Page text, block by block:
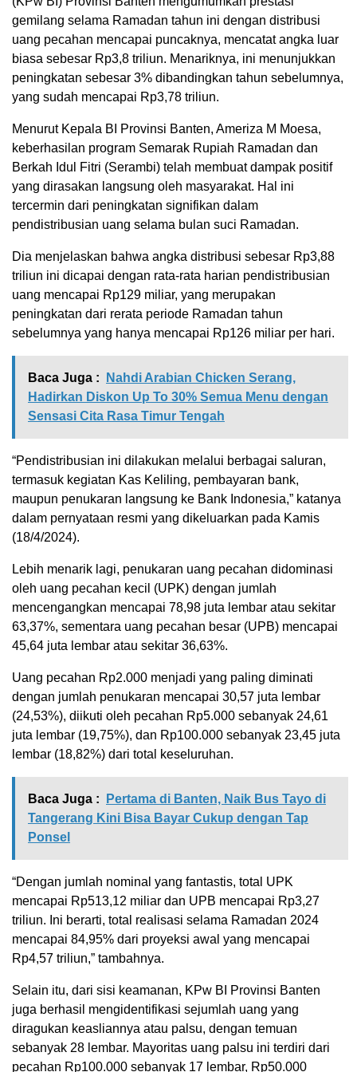
gemilang selama Ramadan tahun ini dengan distribusi
uang pecahan mencapai puncaknya, mencatat angka luar
biasa sebesar Rp3,8 triliun. Menariknya, ini menunjukkan
peningkatan sebesar 3% dibandingkan tahun sebelumnya,
yang sudah mencapai Rp3,78 triliun.
Menurut Kepala BI Provinsi Banten, Ameriza M Moesa,
keberhasilan program Semarak Rupiah Ramadan dan
Berkah Idul Fitri (Serambi) telah membuat dampak positif
yang dirasakan langsung oleh masyarakat. Hal ini
tercermin dari peningkatan signifikan dalam
pendistribusian uang selama bulan suci Ramadan.
Dia menjelaskan bahwa angka distribusi sebesar Rp3,88
triliun ini dicapai dengan rata-rata harian pendistribusian
uang mencapai Rp129 miliar, yang merupakan
peningkatan dari rerata periode Ramadan tahun
sebelumnya yang hanya mencapai Rp126 miliar per hari.
Baca Juga :
Nahdi Arabian Chicken Serang,
Hadirkan Diskon Up To 30% Semua Menu dengan
Sensasi Cita Rasa Timur Tengah
“Pendistribusian ini dilakukan melalui berbagai saluran,
termasuk kegiatan Kas Keliling, pembayaran bank,
maupun penukaran langsung ke Bank Indonesia,” katanya
dalam pernyataan resmi yang dikeluarkan pada Kamis
(18/4/2024).
Lebih menarik lagi, penukaran uang pecahan didominasi
oleh uang pecahan kecil (UPK) dengan jumlah
mencengangkan mencapai 78,98 juta lembar atau sekitar
63,37%, sementara uang pecahan besar (UPB) mencapai
45,64 juta lembar atau sekitar 36,63%.
Uang pecahan Rp2.000 menjadi yang paling diminati
dengan jumlah penukaran mencapai 30,57 juta lembar
(24,53%), diikuti oleh pecahan Rp5.000 sebanyak 24,61
juta lembar (19,75%), dan Rp100.000 sebanyak 23,45 juta
lembar (18,82%) dari total keseluruhan.
Baca Juga :
Pertama di Banten, Naik Bus Tayo di
Tangerang Kini Bisa Bayar Cukup dengan Tap
Ponsel
“Dengan jumlah nominal yang fantastis, total UPK
mencapai Rp513,12 miliar dan UPB mencapai Rp3,27
triliun. Ini berarti, total realisasi selama Ramadan 2024
mencapai 84,95% dari proyeksi awal yang mencapai
Rp4,57 triliun,” tambahnya.
Selain itu, dari sisi keamanan, KPw BI Provinsi Banten
juga berhasil mengidentifikasi sejumlah uang yang
diragukan keasliannya atau palsu, dengan temuan
sebanyak 28 lembar. Mayoritas uang palsu ini terdiri dari
pecahan Rp100.000 sebanyak 17 lembar, Rp50.000